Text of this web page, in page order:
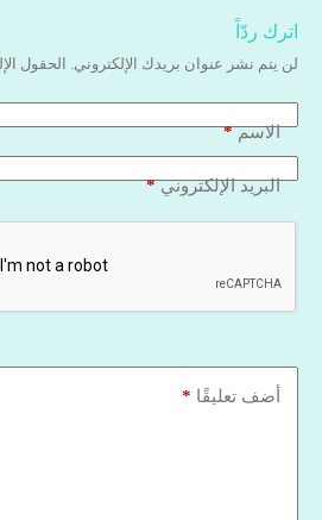
اترك ردّاً
لن يتم نشر عنوان بريدك الإلكتروني. الحقول
الاسم*
البريد الإلكتروني*
أضف تعليقًا *